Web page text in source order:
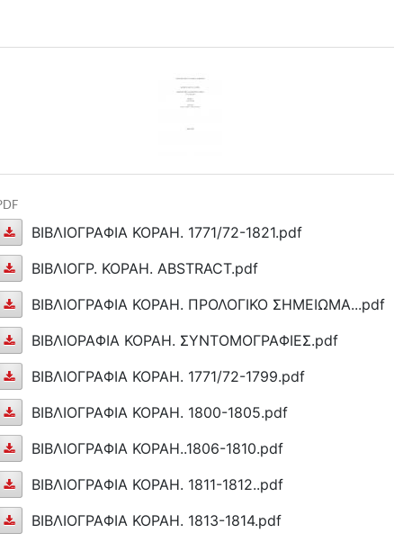
72-
ΒΙΒΛΙΟΓΡΑΦΙΑ ΚΟΡΑΗ. 1771/72-1821.pdf
ΒΙΒΛΙΟΓΡ. ΚΟΡΑΗ. ABSTRACT.pdf
ΒΙΒΛΙΟΓΡΑΦΙΑ ΚΟΡΑΗ. ΠΡΟΛΟΓΙΚΟ ΣΗΜΕΙΩΜΑ...pdf
ΒΙΒΛΙΟΡΑΦΙΑ ΚΟΡΑΗ. ΣΥΝΤΟΜΟΓΡΑΦΙΕΣ.pdf
72-
ΒΙΒΛΙΟΓΡΑΦΙΑ ΚΟΡΑΗ. 1771/72-1799.pdf
ΒΙΒΛΙΟΓΡΑΦΙΑ ΚΟΡΑΗ. 1800-1805.pdf
ΒΙΒΛΙΟΓΡΑΦΙΑ ΚΟΡΑΗ..1806-1810.pdf
ΒΙΒΛΙΟΓΡΑΦΙΑ ΚΟΡΑΗ. 1811-1812..pdf
ΒΙΒΛΙΟΓΡΑΦΙΑ ΚΟΡΑΗ. 1813-1814.pdf